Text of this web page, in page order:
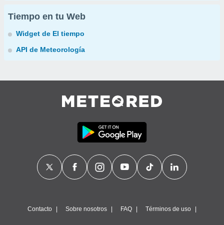
Tiempo en tu Web
Widget de El tiempo
API de Meteorología
Contacto Sobre nosotros FAQ Términos de uso